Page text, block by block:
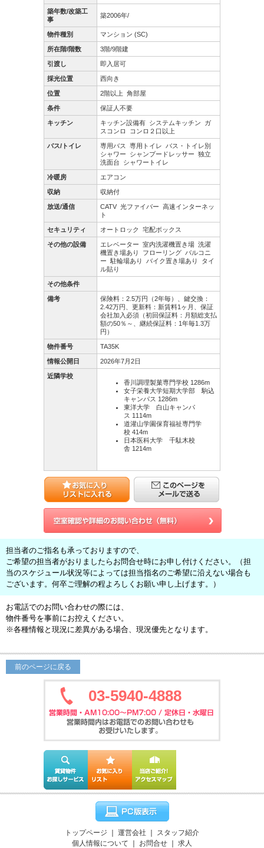
築年数/改築工
事
築2006年/
物件種別 マンション (SC)
所在階/階数 3階/9階建
引渡し 即入居可
採光位置 西向き
位置 2階以上 角部屋
条件 保証人不要
キッチン キッチン設備有 システムキッチン
ガ
スコンロ
コンロ２口以上
バス/トイレ 専用バス 専用トイレ
バス・トイレ別
シャワー
シャンプードレッサー 独立
洗面台
シャワートイレ
冷暖房 エアコン
収納 収納付
放送/通信 CATV 光ファイバー 高速インターネッ
ト
セキュリティ オートロック 宅配ボックス
その他の設備 エレベーター 室内洗濯機置き場 洗濯
機置き場あり
フローリング バルコニ
ー 駐輪場あり バイク置き場あり
タイ
ル貼り
その他条件
備考
保険料：2.5万円（2年毎）、鍵交換：
2.42万円、更新料：新賃料1ヶ月、保証
会社加入必須（初回保証料：月額総支払
額の50％～、継続保証料：1年毎1.3万
円）
物件番号 TA35K
情報公開日 2026年7月2日
近隣学校
香川調理製菓専門学校 1286m
女子栄養大学短期大学部 駒込
キャンパス 1286m
東洋大学 白山キャンパ
ス 1114m
道灌山学園保育福祉専門学
校 414m
日本医科大学 千駄木校
舎 1214m
担当者のご指名も承っておりますので、
ご希望の担当者がおりましたらお問合せ時にお申し付けください。（担
当のスケジュール状況等によっては担当指名のご希望に沿えない場合も
ございます。何卒ご理解の程よろしくお願い申し上げます。）
お電話でのお問い合わせの際には、
物件番号を事前にお控えください。
※各種情報と現況に差異がある場合、現況優先となります。
前のページに戻る
03-5940-4888
トップページ ｜ 運営会社 ｜
スタッフ紹介
個人情報について ｜ お問合せ ｜ 求人